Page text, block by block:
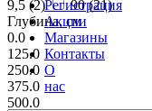
Регистрация
Акции
Магазины
Контакты
О
нас
9,5 (2) 90 (21)
Глубина, см
0.0
125.0
250.0
375.0
500.0